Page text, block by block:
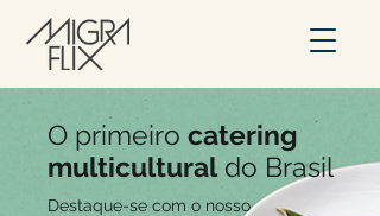
O primeiro catering
multiculturaldo Brasil
Destaque-se com o nosso